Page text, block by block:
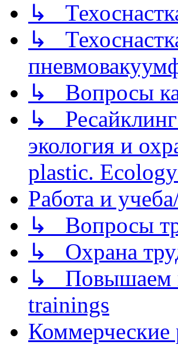
↳
↳
↳ Вопросы
↳ Ресайклинг
экология и
plastic.
Работа и
↳ Вопросы
↳ Охрана
↳ Повышаем
trainings
Коммерческие